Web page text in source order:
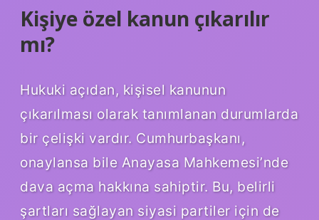
Kişiye özel kanun çıkarılır
mı?
Hukuki açıdan, kişisel kanunun
çıkarılması olarak tanımlanan durumlarda
bir çelişki vardır. Cumhurbaşkanı,
onaylansa bile Anayasa Mahkemesi’nde
dava açma hakkına sahiptir. Bu, belirli
şartları sağlayan siyasi partiler için de